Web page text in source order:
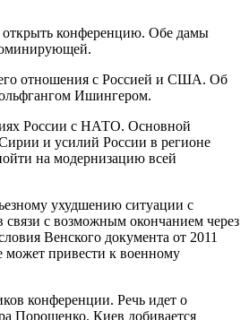
открыть конференцию. Обе дамы
его отношения с Россией и США. Об
Ишингером.
России с НАТО. Основной
и усилий России в регионе
на модернизацию всей
ухудшению ситуации с
связи с возможным окончанием через
Венского документа от 2011
может привести к военному
конференции. Речь идет о
Порошенко. Киев добивается